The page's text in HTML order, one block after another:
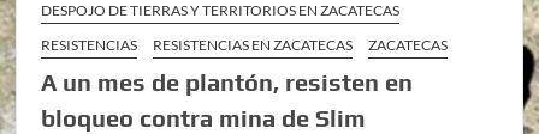
DESPOJO DE TIERRAS Y TERRITORIOS EN ZACATECAS
RESISTENCIAS
RESISTENCIAS EN ZACATECAS ZACATECAS
A un mes de plantón, resisten en
bloqueo contra mina de Slim